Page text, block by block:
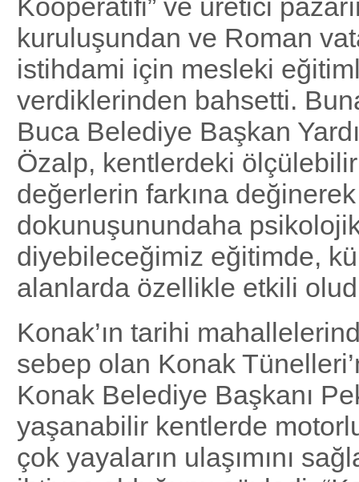
Kooperatifi” ve üretici
kuruluşundan ve Roman
istihdami için mesleki
verdiklerinden bahsetti.
Buca Belediye Başkan
Özalp, kentlerdeki
değerlerin farkına değinerek
dokunuşunundaha
diyebileceğimiz eğitimde,
alanlarda özellikle etkili
Konak’ın tarihi
sebep olan Konak
Konak Belediye Başkanı
yaşanabilir kentlerde
çok yayaların ulaşımını